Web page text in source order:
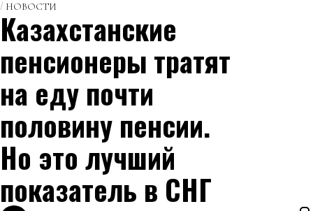
НОВОСТИ
Казахстанские
пенсионеры тратят
на еду почти
половину пенсии.
Но это лучший
показатель в СНГ